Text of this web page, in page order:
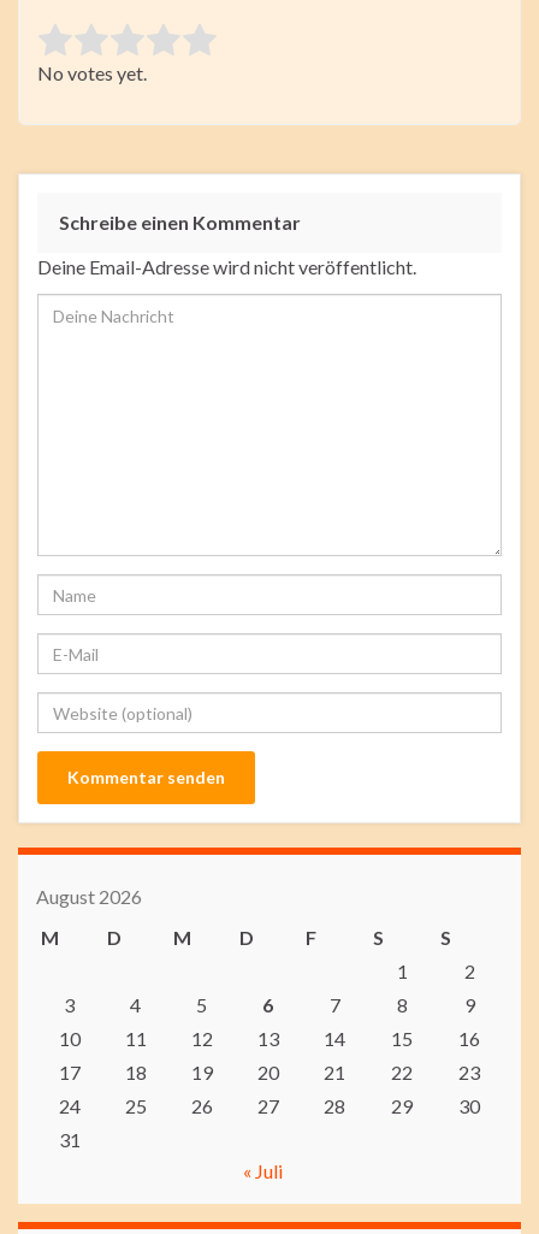
Rate this item:
Submit Rating
No votes yet.
Schreibe einen Kommentar
Deine Email-Adresse wird nicht veröffentlicht.
August 2026
M
D M D F S
S
1
2
3
4 5 6 7 8
9
10
11 12 13 14 15
16
17
18 19 20 21 22
23
24
25 26 27 28 29
30
31
« Juli